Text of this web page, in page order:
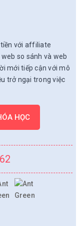
tiền với affiliate
so sánh và web
mới tiếp cận với mô
trở ngại trong việc
HỌC